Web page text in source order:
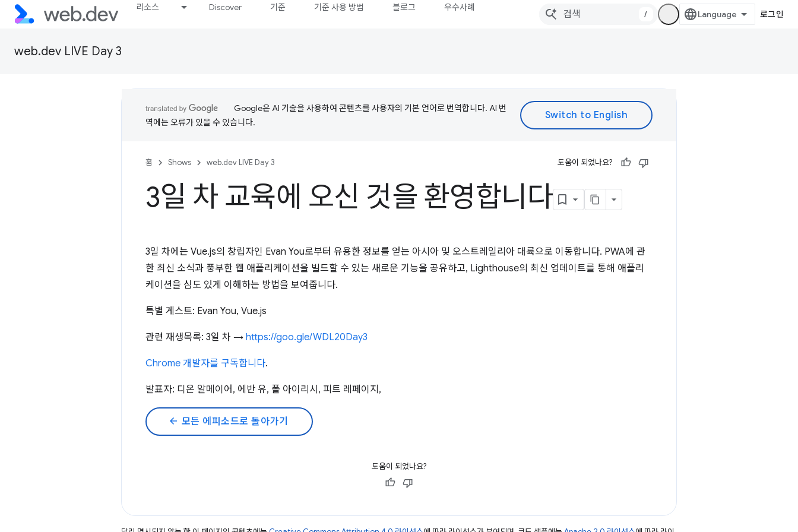
리소스 Discover 기준 기준 사용 방법 블로그 우수사례
/ 로그인
web.dev LIVE Day 3
Google은 AI 기술을 사용하여 콘텐츠를 사용자의 기본 언어로 번역합니다. AI 번
역에는 오류가 있을 수 있습니다.
홈 Shows web.dev LIVE Day 3 도움이 되었나요?
3일 차 교육에 오신 것을 환영합니다
3일 차에는 Vue.js의 창립자인 Evan You로부터 유용한 정보를 얻는 아시아 및 오스트레일리아 대륙으로 이동합니다. PWA에 관
한 최신 소식과 풍부한 웹 애플리케이션을 빌드할 수 있는 새로운 기능을 공유하고, Lighthouse의 최신 업데이트를 통해 애플리
케이션을 심도 있게 이해하는 방법을 보여줍니다.
특별 게스트: Evan You, Vue.js
관련 재생목록: 3일 차 → https://goo.gle/WDL20Day3
Chrome 개발자를 구독합니다.
발표자: 디온 알메이어, 에반 유, 폴 아이리시, 피트 레페이지,
arrow_back 모든 에피소드로 돌아가기
도움이 되었나요?